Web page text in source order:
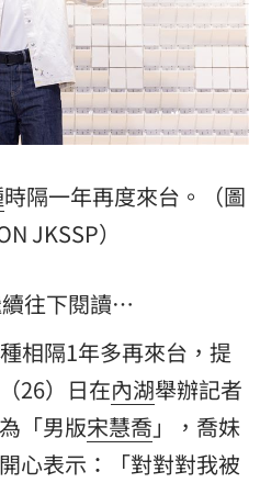
時隔一年再度來台。（圖
JKSSP）
往下閱讀…
相隔1年多再來台，提
26）日在內湖舉辦記者
「男版宋慧喬 」，喬妹
心表示：「對對對我被